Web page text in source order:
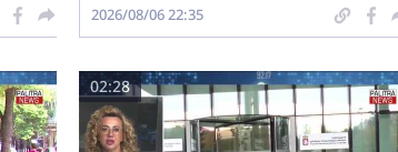
2026/08/06 22:35
02:28